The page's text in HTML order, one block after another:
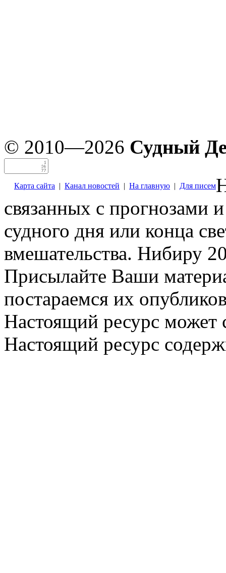
© 2010—2026 Судный
Карта сайта | Канал новостей | На главную | Для писем
связанных с прогнозами
судного дня или конца
вмешательства. Нибиру
Присылайте Ваши
постараемся их
Настоящий ресурс может
Настоящий ресурс